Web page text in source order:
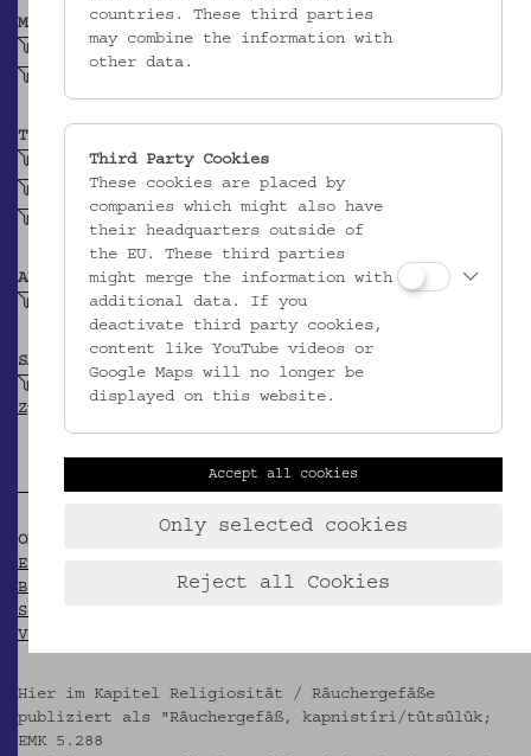
MATERIAL
TECHNIK
handgeformt (Keramik)
eingedrückt (Keramik)
durchgestochen (Keramik)
ABBILDUNG
SAMMLUNG
Krpata, Margit Z: Ethnografische Objekte aus
Zypern
OBJEKT WIRD ZITIERT IN
Ethnographisches Museum Schloß Kittsee (Hg.): Das
Blatt im Meer. Zypern in österreichischen
Sammlungen. Kittsee 1997 (= Kittseer Schriften zur
Volkskunde 8), S. 230.
Hier im Kapitel Religiosität / Räuchergefäße
publiziert als "Räuchergefäß, kapnistíri/tütsülük;
EMK 5.288
countries. These third parties
may combine the information with
other data.
Third Party Cookies
These cookies are placed by
companies which might also have
their headquarters outside of
the EU. These third parties
might merge the information with
additional data. If you
deactivate third party cookies,
content like YouTube videos or
Google Maps will no longer be
displayed on this website.
Accept all cookies
Only selected cookies
Reject all Cookies